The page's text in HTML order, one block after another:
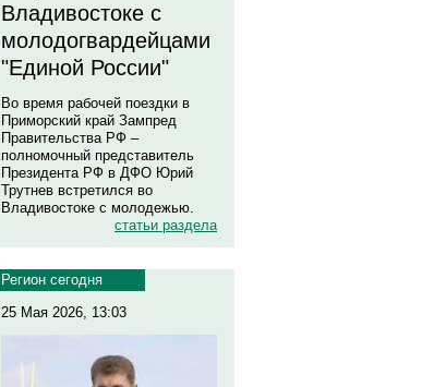
Владивостоке с
молодогвардейцами
"Единой России"
Во время рабочей поездки в
Приморский край Зампред
Правительства РФ –
полномочный представитель
Президента РФ в ДФО Юрий
Трутнев встретился во
Владивостоке с молодежью.
статьи раздела
Регион сегодня
25 Мая 2026, 13:03